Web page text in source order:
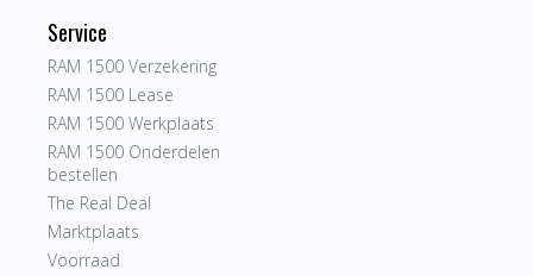
Service
RAM 1500 Verzekering
RAM 1500 Lease
RAM 1500 Werkplaats
RAM 1500 Onderdelen
bestellen
The Real Deal
Marktplaats
Voorraad